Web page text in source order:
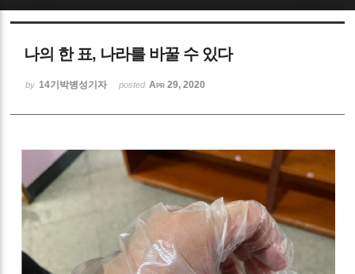
나의 한 표, 나라를 바꿀 수 있다
by 14기박병성기자 posted Apr 29, 2020
Sketchbook5, 스케치북5
Sketchbook5, 스케치북5